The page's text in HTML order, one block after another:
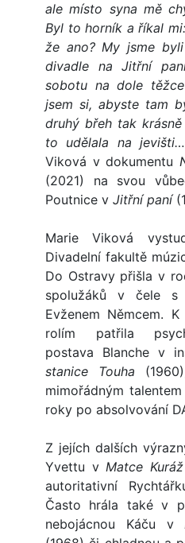
ale místo syna mě
Byl to horník a říkal
že ano? My jsme
divadle na Jitřní
sobotu na dole
jsem si, abyste tam
druhý břeh tak
to udělala na jevišti…
Viková v dokumentu
(2021) na svou
Poutnice v Jitřní paní
Marie Viková
Divadelní fakultě
Do Ostravy přišla v
spolužáků v čele s
Evženem Němcem.
rolím patřila
postava Blanche v
stanice Touha
mimořádným
roky po absolvování
Z jejích dalších
Yvettu v Matce
autoritativní
Často hrála také v
nebojácnou Káču v